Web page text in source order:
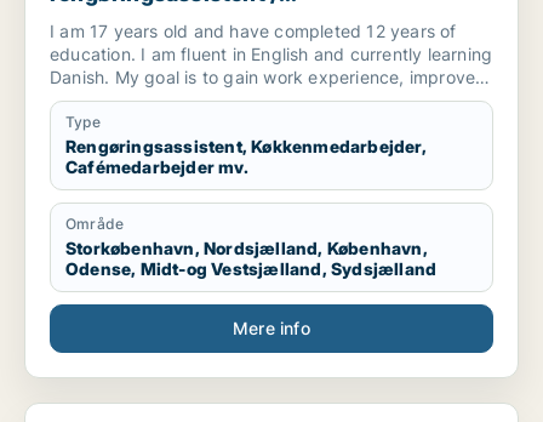
køkkenmedarbejder / cafémedarbejder /
butiksmedarbejder / hotelmedarbejder
I am 17 years old and have completed 12 years of
education. I am fluent in English and currently learning
Danish. My goal is to gain work experience, improve
my skills, and become more independent. I am
hardworking, responsible, and willing to do all kinds of
tasks. I am available for all shifts and always ready to
learn new things. I want to grow both personally and
professionally while contributing positively to the
workplace.
Type
Rengøringsassistent, Køkkenmedarbejder,
Cafémedarbejder mv.
Område
Storkøbenhavn, Nordsjælland, København,
Odense, Midt-og Vestsjælland, Sydsjælland
Mere info